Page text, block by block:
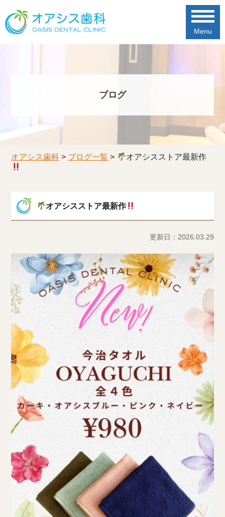
Menu
ブログ
オアシス歯科 > ブログ一覧 > オアシスストア最新作
オアシスストア最新作
更新日：2026.03.29